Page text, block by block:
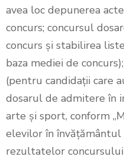
avea loc depunerea
concurs; concursul
concurs și stabilirea
baza mediei de
(pentru candidații care
dosarul de admitere în
arte și sport, conform
elevilor în învățământul
rezultatelor